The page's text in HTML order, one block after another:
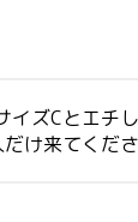
ズCとエ
け来てくだ